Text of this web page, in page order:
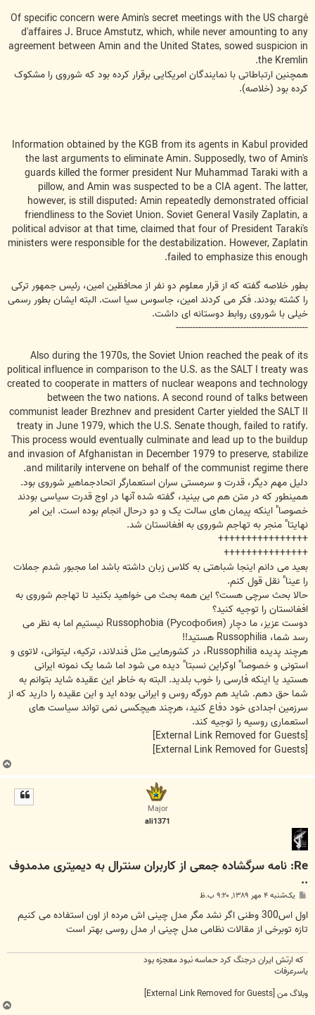
Of specific concern were Amin's secret meetings with the US chargé
d'affaires J. Bruce Amstutz, which, while never amounting to any
agreement between Amin and the United States, sowed suspicion in
the Kremlin.
همچنین ارتباطاتی با نمایندگان امریکایی برقرار کرده بود که شوروی را مشکوک
کرده بود (خلاصه).
Information obtained by the KGB from its agents in Kabul provided
the last arguments to eliminate Amin. Supposedly, two of Amin's
guards killed the former president Nur Muhammad Taraki with a
pillow, and Amin was suspected to be a CIA agent. The latter,
however, is still disputed: Amin repeatedly demonstrated official
friendliness to the Soviet Union. Soviet General Vasily Zaplatin, a
political advisor at that time, claimed that four of President Taraki's
ministers were responsible for the destabilization. However, Zaplatin
failed to emphasize this enough.
بطور خلاصه گفته که از قرار معلوم دو نفر از محافظین امین، رئیس جمهور ترکی
را کشته بودند. فکر می کردند امین، جاسوس سیا است. البته ایشان بطور رسمی
خیلی با شوروی روابط دوستانه ای داشت.
-----------------------------------------------
Also during the 1970s, the Soviet Union reached the peak of its
political influence in comparison to the U.S. as the SALT I treaty was
created to cooperate in matters of nuclear weapons and technology
between the two nations. A second round of talks between
communist leader Brezhnev and president Carter yielded the SALT II
treaty in June 1979, which the U.S. Senate though, failed to ratify.
This process would eventually culminate and lead up to the buildup
and invasion of Afghanistan in December 1979 to preserve, stabilize
and militarily intervene on behalf of the communist regime there.
دلیل مهم دیگر، قدرت و سرمستی سران استعمارگر اتحادجماهیر شوروی بود.
همینطور که در متن هم می بینید، گفته شده آنها در اوج قدرت سیاسی بودند
خصوصا" اینکه پیمان های سالت یک و دو درحال انجام بوده است. این امر
نهایتا" منجر به تهاجم شوروی به افغانستان شد.
++++++++++++++++
+++++++++++++++
بعید می دانم اینجا شباهتی به کلاس زبان داشته باشد اما مجبور شدم جملات
را عینا" نقل قول کنم.
حالا بحث سرچی هست؟ این همه بحث می خواهید بکنید تا تهاجم شوروی به
افغانستان را توجیه کنید؟
دوست عزیز، ما دچار Russophobia (Русофобия) نیستیم اما به نظر می
رسد شما، Russophilia هستید!!
هرچند پدیده Russophilia، در کشورهایی مثل فندلاند، ترکیه، لیتوانی، لاتوی و
استونی و خصوصا" اوکراین نسبتا" دیده می شود اما شما یک نمونه ایرانی
هستید یا اینکه فارسی را خوب بلدید. البته به خاطر این عقیده شاید بتوانم به
شما حق دهم. شاید هم دورگه روس و ایرانی بوده اید و این عقیده را دارید که از
سرزمین اجدادی خود دفاع کنید، هرچند هیچکسی نمی تواند سیاست های
استعماری روسیه را توجیه کند.
ب
ا
Major
ali1371
Re: نامه سرگشاده جمعی از کاربران سنترال به دیمیتری مدمدوف
..
پ
ت
یک‌شنبه ۴ مهر ۱۳۸۹, ۹:۲۰ ب.ظ
اول اس300 وطنی اگر نشد مگر مدل چینی اش مرده از اون استفاده می کنیم
تازه توبرخی از مقالات نظامی مدل چینی ار مدل روسی بهتر است
که ارتش ایران درجنگ کرد حماسه نبود معجزه بود
یاسرعرفات
وبلاگ من[External Link Removed for Guests]
ب